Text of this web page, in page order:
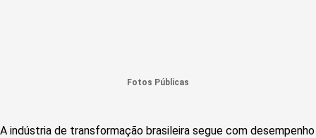
Fotos Públicas
A indústria de transformação brasileira segue com desempenho